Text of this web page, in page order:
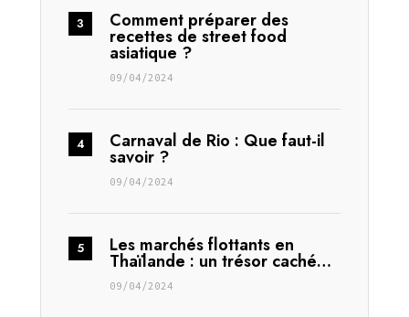
Comment préparer des
recettes de street food
asiatique ?
09/04/2024
Carnaval de Rio : Que faut-il
savoir ?
09/04/2024
Les marchés flottants en
Thaïlande : un trésor caché…
09/04/2024